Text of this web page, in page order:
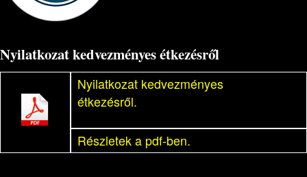
Nyilatkozat kedvezményes étkezésről
Nyilatkozat kedvezményes
étkezésről.
Részletek a pdf-ben.